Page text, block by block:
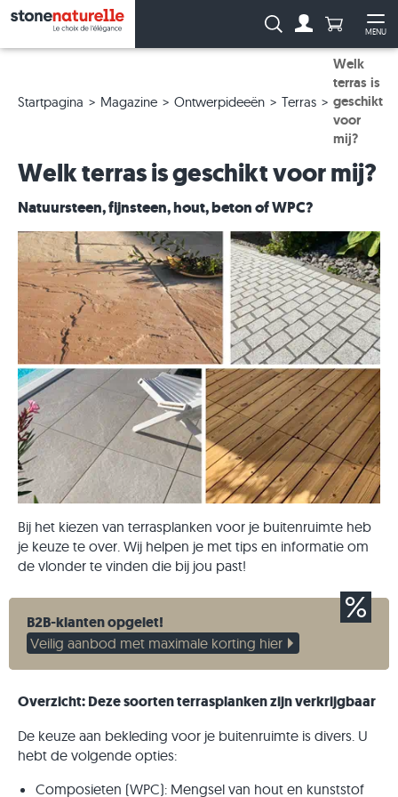
MENU
Zoeken: Aantal
Startpagina Magazine Ontwerpideeën Terras
Welk
terras is
geschikt
voor
mij?
Welk terras is geschikt voor mij?
Natuursteen, fijnsteen, hout, beton of WPC?
Bij het kiezen van terrasplanken voor je buitenruimte heb
je keuze te over. Wij helpen je met tips en informatie om
de vlonder te vinden die bij jou past!
B2B-klanten opgelet!
Veilig aanbod met maximale korting hier
Overzicht: Deze soorten terrasplanken zijn verkrijgbaar
De keuze aan bekleding voor je buitenruimte is divers. U
hebt de volgende opties:
Composieten (WPC): Mengsel van hout en kunststof